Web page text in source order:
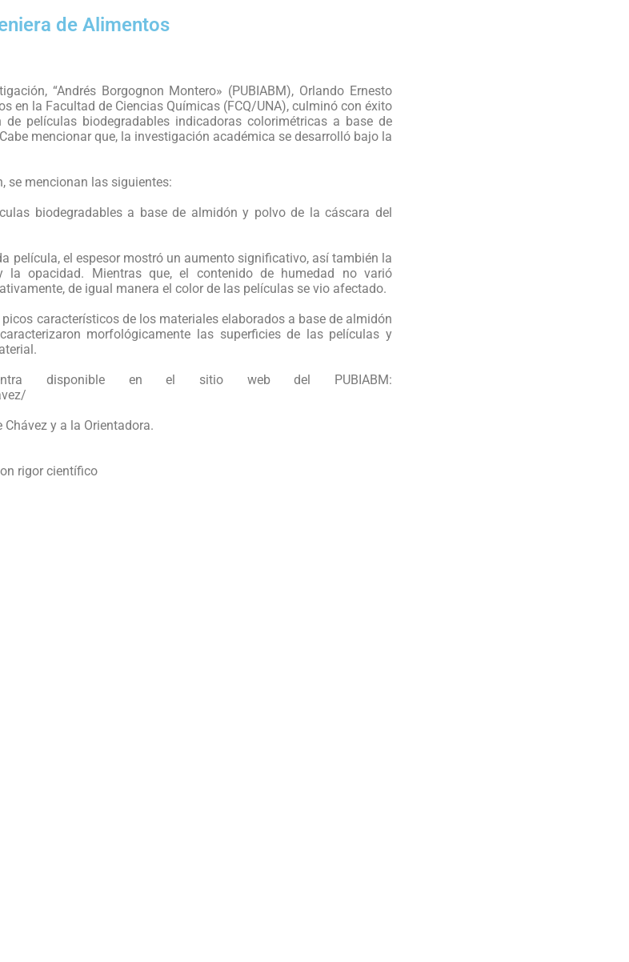
de Alimentos
“Andrés Borgognon Montero» (PUBIABM), Orlando Ernesto
en la Facultad de Ciencias Químicas (FCQ/UNA), culminó con éxito
películas biodegradables indicadoras colorimétricas a base de
mencionar que, la investigación académica se desarrolló bajo la
se mencionan las siguientes:
biodegradables a base de almidón y polvo de la cáscara del
película, el espesor mostró un aumento significativo, así también la
opacidad. Mientras que, el contenido de humedad no varió
de igual manera el color de las películas se vio afectado.
característicos de los materiales elaborados a base de almidón
morfológicamente las superficies de las películas y
disponible en el sitio web del PUBIABM:
y a la Orientadora.
rigor científico